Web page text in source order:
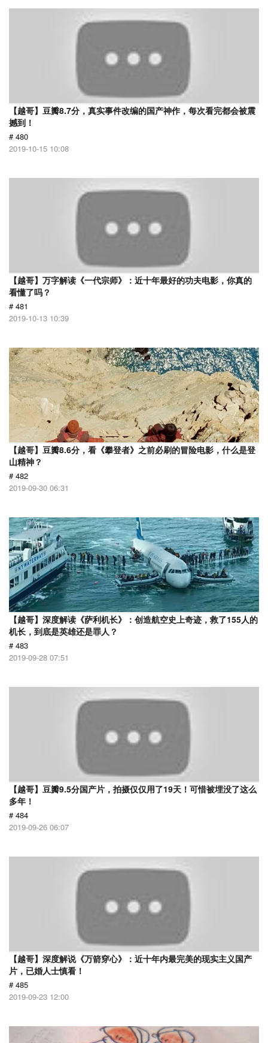
【越哥】豆瓣8.7分，真实事件改编的国产神作，每次看完都会被震
撼到！
# 480
2019-10-15 10:08
【越哥】万字解读《一代宗师》：近十年最好的功夫电影，你真的
看懂了吗？
# 481
2019-10-13 10:39
【越哥】豆瓣8.6分，看《攀登者》之前必刷的冒险电影，什么是登
山精神？
# 482
2019-09-30 06:31
【越哥】深度解读《萨利机长》：创造航空史上奇迹，救了155人的
机长，到底是英雄还是罪人？
# 483
2019-09-28 07:51
【越哥】豆瓣9.5分国产片，拍摄仅仅用了19天！可惜被埋没了这么
多年！
# 484
2019-09-26 06:07
【越哥】深度解说《万箭穿心》：近十年内最完美的现实主义国产
片，已婚人士慎看！
# 485
2019-09-23 12:00